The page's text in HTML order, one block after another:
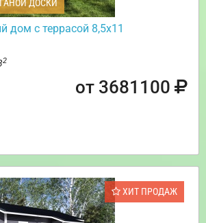
ДОСКИ
дом с террасой 8,5х11
2
от 3681100
ХИТ ПРОДАЖ